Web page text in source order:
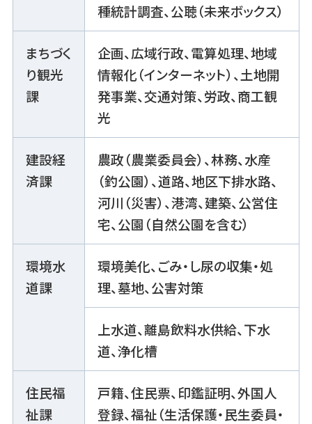
種統計調査、公聴（未来ボックス）
まちづく
り観光
課
企画、広域行政、電算処理、地域
情報化（インターネット）、土地開
発事業、交通対策、労政、商工観
光
建設経
済課
農政（農業委員会）、林務、水産
（釣公園）、道路、地区下排水路、
河川（災害）、港湾、建築、公営住
宅、公園（自然公園を含む）
環境水
道課
環境美化、ごみ・し尿の収集・処
理、墓地、公害対策
上水道、離島飲料水供給、下水
道、浄化槽
住民福
祉課
戸籍、住民票、印鑑証明、外国人
登録、福祉（生活保護・民生委員・